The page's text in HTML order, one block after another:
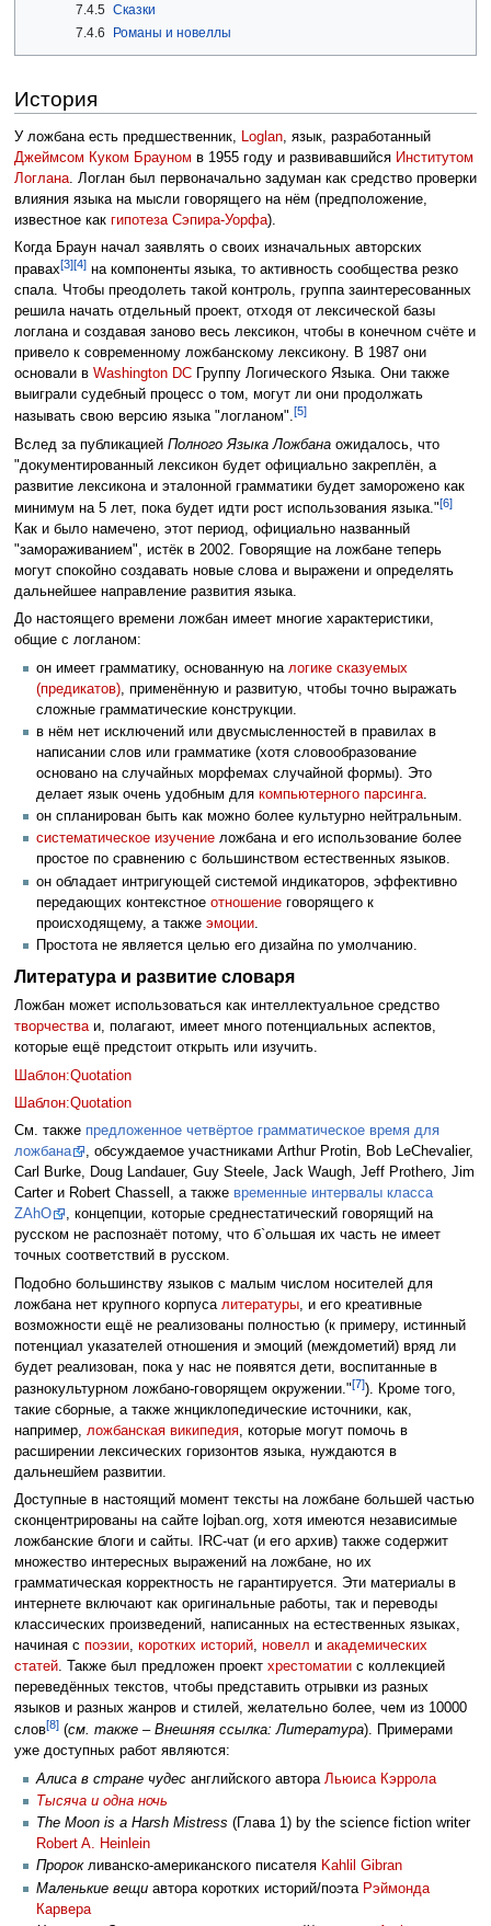
7.4.5 Сказки
7.4.6
Романы и новеллы
История
У ложбана есть предшественник, Loglan, язык, разработанный
Джеймсом Куком Брауном в 1955 году и развивавшийся Институтом
Логлана. Логлан был первоначально задуман как средство проверки
влияния языка на мысли говорящего на нём (предположение,
известное как гипотеза Сэпира-Уорфа).
Когда Браун начал заявлять о своих изначальных авторских
правах[3][4]на компоненты языка, то активность сообщества резко
спала. Чтобы преодолеть такой контроль, группа заинтересованных
решила начать отдельный проект, отходя от лексической базы
логлана и создавая заново весь лексикон, чтобы в конечном счёте и
привело к современному ложбанскому лексикону. В 1987 они
основали в Washington DCГруппу Логического Языка. Они также
выиграли судебный процесс о том, могут ли они продолжать
называть свою версию языка "логланом".[5]
Вслед за публикацией Полного Языка Ложбанаожидалось, что
"документированный лексикон будет официально закреплён, а
развитие лексикона и эталонной грамматики будет заморожено как
минимум на 5 лет, пока будет идти рост использования языка."[6]
Как и было намечено, этот период, официально названный
"замораживанием", истёк в 2002. Говорящие на ложбане теперь
могут спокойно создавать новые слова и выражени и определять
дальнейшее направление развития языка.
До настоящего времени ложбан имеет многие характеристики,
общие с логланом:
он имеет грамматику, основанную на логике сказуемых
(предикатов) , применённую и развитую, чтобы точно выражать
сложные грамматические конструкции.
в нём нет исключений или двусмысленностей в правилах в
написании слов или грамматике (хотя словообразование
основано на случайных морфемах случайной формы). Это
делает язык очень удобным для компьютерного парсинга.
он спланирован быть как можно более культурно нейтральным.
систематическое изучение ложбана и его использование более
простое по сравнению с большинством естественных языков.
он обладает интригующей системой индикаторов, эффективно
передающих контекстное отношение говорящего к
происходящему, а также эмоции
Простота не является целью его дизайна по умолчанию.
Литература и развитие словаря
Ложбан может использоваться как интеллектуальное средство
творчестваи, полагают, имеет много потенциальных аспектов,
которые ещё предстоит открыть или изучить.
Шаблон:Quotation
Шаблон:Quotation
См. также предложенное четвёртое грамматическое время для
ложбана
, обсуждаемое участниками Arthur Protin, Bob LeChevalier,
Carl Burke, Doug Landauer, Guy Steele, Jack Waugh, Jeff Prothero, Jim
Carter и Robert Chassell, а также временные интервалы класса
ZAhO
, концепции, которые среднестатический говорящий на
русском не распознаёт потому, что б`ольшая их часть не имеет
точных соответствий в русском.
Подобно большинству языков с малым числом носителей для
ложбана нет крупного корпуса литературы, и его креативные
возможности ещё не реализованы полностью (к примеру, истинный
потенциал указателей отношения и эмоций (междометий) вряд ли
будет реализован, пока у нас не появятся дети, воспитанные в
разнокультурном ложбано-говорящем окружении."[7]). Кроме того,
такие сборные, а также жнциклопедические источники, как,
например, ложбанская википедия, которые могут помочь в
расширении лексических горизонтов языка, нуждаются в
дальнешйем развитии.
Доступные в настоящий момент тексты на ложбане большей частью
сконцентрированы на сайте lojban.org, хотя имеются независимые
ложбанские блоги и сайты. IRC-чат (и его архив) также содержит
множество интересных выражений на ложбане, но их
грамматическая корректность не гарантируется. Эти материалы в
интернете включают как оригинальные работы, так и переводы
классических произведений, написанных на естественных языках,
начиная с поэзии, коротких историй, новелл и академических
статей. Также был предложен проект хрестоматиис коллекцией
переведённых текстов, чтобы представить отрывки из разных
языков и разных жанров и стилей, желательно более, чем из 10000
слов[8](см. также – Внешняя ссылка: Литература). Примерами
уже доступных работ являются:
Алиса в стране чудес английского автора Льюиса Кэррола
Тысяча и одна ночь
The Moon is a Harsh Mistress (Глава 1) by the science fiction writer
Robert A. Heinlein
Пророкливанско-американского писателя Kahlil Gibran
Маленькие вещи автора коротких историй/поэта Рэймонда
Карвера